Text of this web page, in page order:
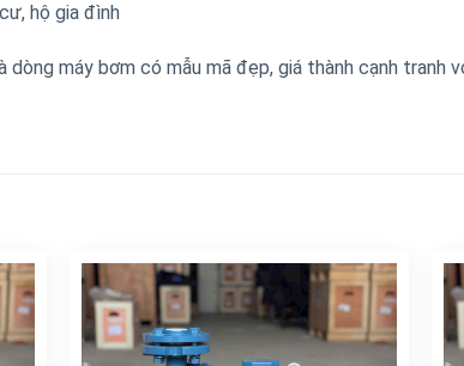
hộ gia đình
máy bơm có mẫu mã đẹp, giá thành cạnh tranh